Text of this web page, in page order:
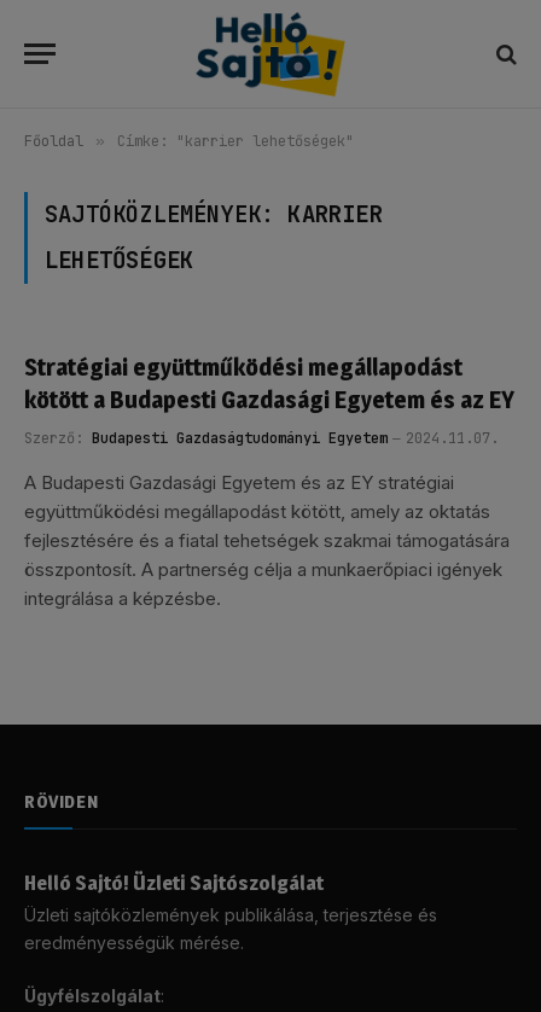
Főoldal » Címke: "karrier lehetőségek"
SAJTÓKÖZLEMÉNYEK: KARRIER
LEHETŐSÉGEK
Stratégiai együttműködési megállapodást
kötött a Budapesti Gazdasági Egyetem és az EY
Szerző: Budapesti Gazdaságtudományi Egyetem 2024.11.07.
A Budapesti Gazdasági Egyetem és az EY stratégiai
együttműködési megállapodást kötött, amely az oktatás
fejlesztésére és a fiatal tehetségek szakmai támogatására
összpontosít. A partnerség célja a munkaerőpiaci igények
integrálása a képzésbe.
RÖVIDEN
Helló Sajtó! Üzleti Sajtószolgálat
Üzleti sajtóközlemények publikálása, terjesztése és
eredményességük mérése.
Ügyfélszolgálat: